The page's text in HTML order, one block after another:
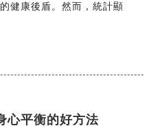
健康後盾。然而，統計顯
心平衡的好方法